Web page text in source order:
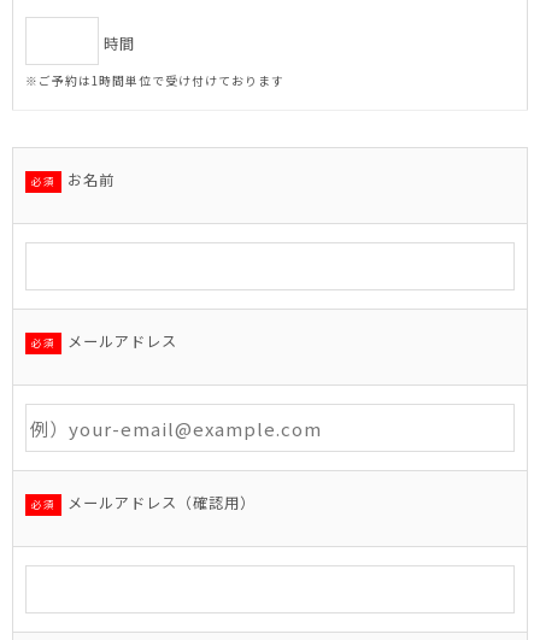
時間
※ご予約は1時間単位で受け付けております
必須 お名前
必須 メールアドレス
必須 メールアドレス（確認用）